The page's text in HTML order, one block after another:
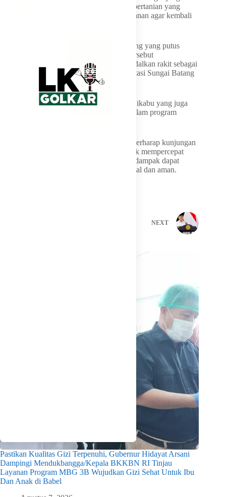
Tanah Taban untuk melihat kondisi lahan pertanian yang
terdampak banjir dan memerlukan penanganan agar kembali
Selain itu, tim meninjau Jembatan Anduriang yang putus
akibat bencana. Kerusakan infrastruktur tersebut
mengakibatkan masyarakat masih mengandalkan rakit sebagai
sarana penyeberangan darurat untuk melintasi Sungai Batang
Peninjauan lapangan ditutup di Jembatan Sikabu yang juga
menjadi salah satu infrastruktur prioritas dalam program
Pemerintah Kabupaten Padang Pariaman berharap kunjungan
Satgas PRR menjadi langkah konkret untuk mempercepat
pemulihan daerah sehingga masyarakat terdampak dapat
kembali menjalankan aktivitas secara normal dan aman.
NEXT
Pastikan Kualitas Gizi Terpenuhi, Gubernur Hidayat Arsani
Dampingi Mendukbangga/Kepala BKKBN RI Tinjau
Layanan Program MBG 3B Wujudkan Gizi Sehat Untuk Ibu
Dan Anak di Babel